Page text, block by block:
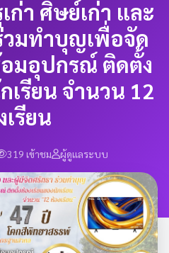
า ศิษย์เก่า และ
มทำบุญเพื่อจัด
มอุปกรณ์ ติดตั้ง
เรียน จำนวน 12
รียน
319 เข้าชม ผู้ดูแลระบบ